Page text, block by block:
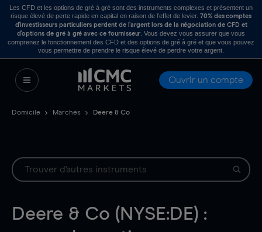
Les CFD et les options de gré à gré sont des instruments complexes et présentent un
risque élevé de perte rapide en capital en raison de l’effet de levier. 70% des comptes
d’investisseurs particuliers perdent de l’argent lors de la négociation de CFD et
d’options de gré à gré avec ce fournisseur . Vous devez vous assurer que vous
comprenez le fonctionnement des CFD et des options de gré à gré et que vous pouvez
vous permettre de prendre le risque élevé de perdre votre argent.
Ouvrir un compte
Domicile Marchés Deere & Co
Deere & Co (NYSE:DE) :